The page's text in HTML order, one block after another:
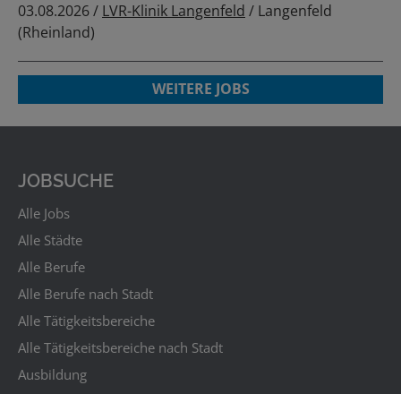
03.08.2026 / LVR-Klinik Langenfeld / Langenfeld
(Rheinland)
WEITERE JOBS
JOBSUCHE
Alle Jobs
Alle Städte
Alle Berufe
Alle Berufe nach Stadt
Alle Tätigkeitsbereiche
Alle Tätigkeitsbereiche nach Stadt
Ausbildung